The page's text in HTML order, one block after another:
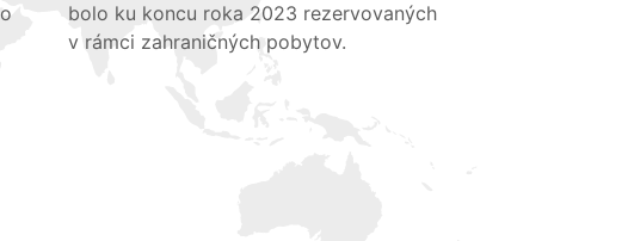
bolo ku koncu roka 2023 rezervovaných
v rámci zahraničných pobytov.